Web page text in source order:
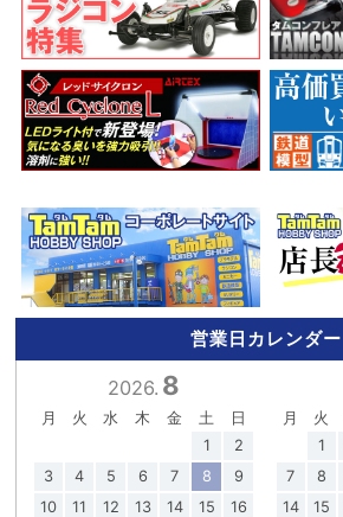
営業日カレンダー
2026. 8
月 火 水 木 金 土
日
1
2
3
4 5 6 7 8
9
10
11 12 13 14 15
16
月 火
1
7
8
14
15